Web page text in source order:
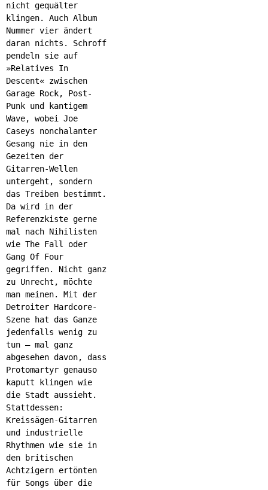
nicht gequälter
klingen. Auch Album
Nummer vier ändert
daran nichts. Schroff
pendeln sie auf
»Relatives In
Descent« zwischen
Garage Rock, Post-
Punk und kantigem
Wave, wobei Joe
Caseys nonchalanter
Gesang nie in den
Gezeiten der
Gitarren-Wellen
untergeht, sondern
das Treiben bestimmt.
Da wird in der
Referenzkiste gerne
mal nach Nihilisten
wie The Fall oder
Gang Of Four
gegriffen. Nicht ganz
zu Unrecht, möchte
man meinen. Mit der
Detroiter Hardcore-
Szene hat das Ganze
jedenfalls wenig zu
tun – mal ganz
abgesehen davon, dass
Protomartyr genauso
kaputt klingen wie
die Stadt aussieht.
Stattdessen:
Kreissägen-Gitarren
und industrielle
Rhythmen wie sie in
den britischen
Achtzigern ertönten
für Songs über die